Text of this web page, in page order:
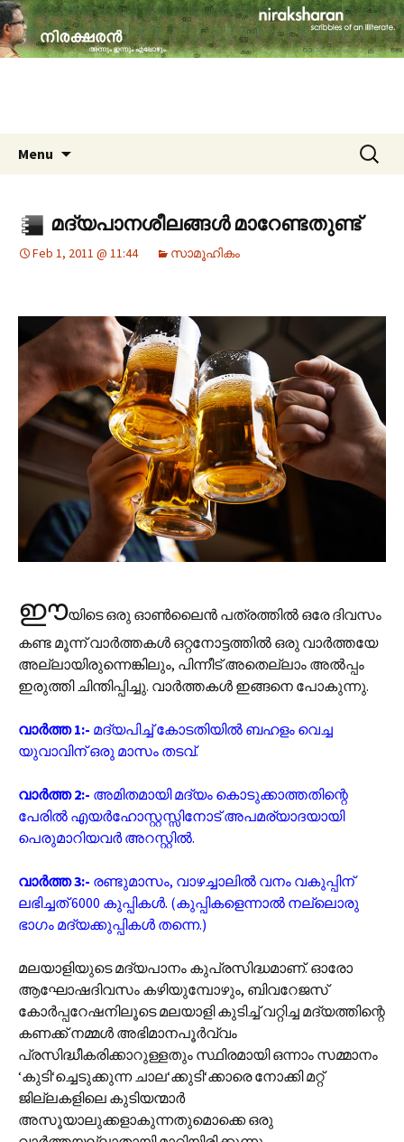
niraksharan (നിരക്ഷരൻ)
travelogues, book reviews, social issues,
cinema, memories & lot more…
Menu
Search
for:
മദ്യപാനശീലങ്ങൾ മാറേണ്ടതുണ്ട്
Feb 1, 2011 @ 11:44 സാമൂഹികം
ഈയിടെ ഒരു ഓൺലൈൻ പത്രത്തിൽ ഒരേ ദിവസം
കണ്ട മൂന്ന് വാർത്തകൾ ഒറ്റനോട്ടത്തിൽ ഒരു വാർത്തയേ
അല്ലായിരുന്നെങ്കിലും, പിന്നീട് അതെല്ലാം അല്‍പ്പം
ഇരുത്തി ചിന്തിപ്പിച്ചു. വാർത്തകൾ ഇങ്ങനെ പോകുന്നു.
വാർത്ത 1:- മദ്യപിച്ച് കോടതിയിൽ ബഹളം വെച്ച
യുവാവിന് ഒരു മാസം തടവ്.
വാർത്ത 2:- അമിതമായി മദ്യം കൊടുക്കാത്തതിന്റെ
പേരിൽ എയർ‌ഹോസ്റ്റസ്സിനോട് അപമര്യാദയായി
പെരുമാറിയവർ അറസ്റ്റിൽ.
വാർത്ത 3:- രണ്ടുമാസം, വാഴച്ചാലിൽ വനം വകുപ്പിന്
ലഭിച്ചത് 6000 കുപ്പികൾ. (കുപ്പികളെന്നാൽ നല്ലൊരു
ഭാഗം മദ്യക്കുപ്പികൾ തന്നെ.)
മലയാളിയുടെ മദ്യപാനം കുപ്രസിദ്ധമാണ്. ഓരോ
ആഘോഷദിവസം കഴിയുമ്പോഴും, ബിവറേജസ്
കോർപ്പറേഷനിലൂടെ മലയാളി കുടിച്ച് വറ്റിച്ച മദ്യത്തിന്റെ
കണക്ക് നമ്മൾ അഭിമാനപൂർവ്വം
പ്രസിദ്ധീകരിക്കാറുള്ളതും സ്ഥിരമായി ഒന്നാം സമ്മാനം
‘കുടി‘ച്ചെടുക്കുന്ന ചാല‘ക്കുടി‘ക്കാരെ നോക്കി മറ്റ്
ജില്ലകളിലെ കുടിയന്മാർ
അസൂയാലുക്കളാകുന്നതുമൊക്കെ ഒരു